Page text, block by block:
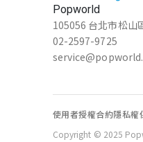
Popworld
105056 台北市松山
02-2597-9725
使用者授權合約隱私權
Copyright © 2025